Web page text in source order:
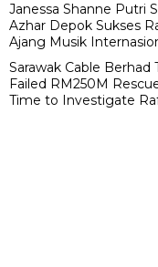
Janessa Shanne Putri
Azhar Depok Sukses
Ajang Musik
Sarawak Cable Berhad
Failed RM250M
Time to Investigate